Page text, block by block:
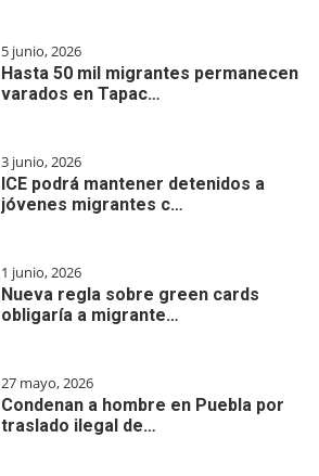
5 junio, 2026
Hasta 50 mil migrantes permanecen
varados en Tapac…
3 junio, 2026
ICE podrá mantener detenidos a
jóvenes migrantes c…
1 junio, 2026
Nueva regla sobre green cards
obligaría a migrante…
27 mayo, 2026
Condenan a hombre en Puebla por
traslado ilegal de…